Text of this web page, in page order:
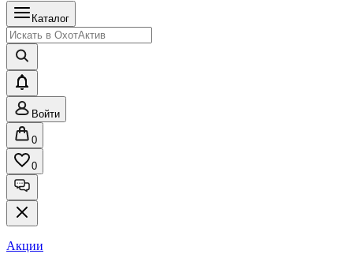
Каталог
Войти
0
0
Акции